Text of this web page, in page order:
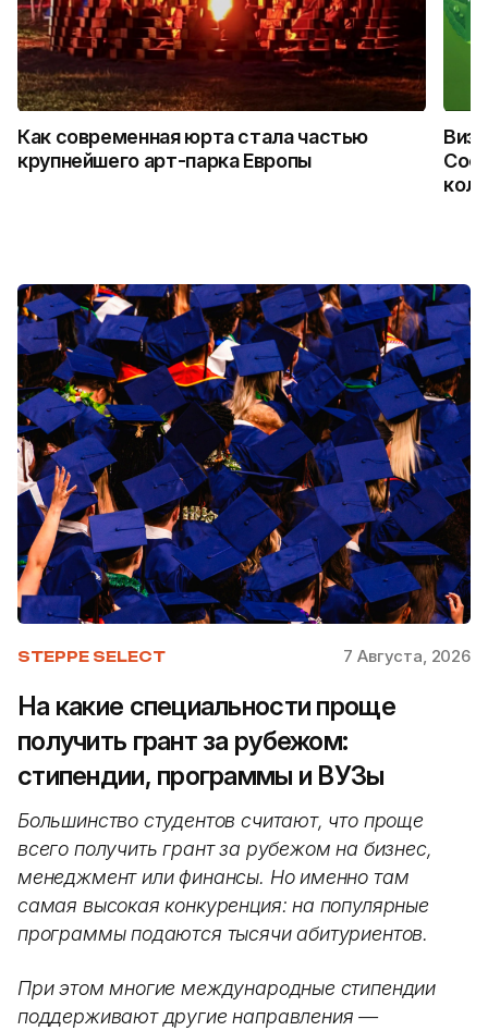
Как современная юрта стала частью
крупнейшего арт-парка Европы
STEPPE SELECT 7 Августа, 2026
На какие специальности проще
получить грант за рубежом:
стипендии, программы и ВУЗы
Большинство студентов считают, что проще
всего получить грант за рубежом на бизнес,
менеджмент или финансы. Но именно там
самая высокая конкуренция: на популярные
программы подаются тысячи абитуриентов.
При этом многие международные стипендии
поддерживают другие направления —